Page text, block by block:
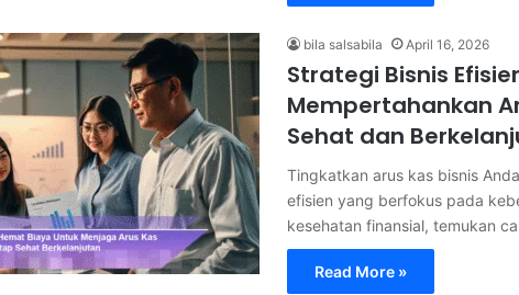
bila salsabila April 16, 2026
Strategi Bisnis
Mempertahankan
Sehat dan
Tingkatkan arus kas bisnis
efisien yang berfokus pada
kesehatan finansial, temukan
Read More »